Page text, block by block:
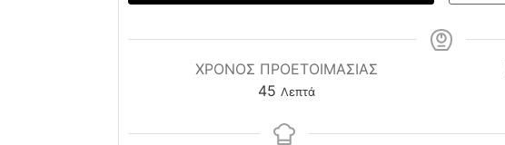
ΧΡΌΝΟΣ ΠΡΟΕΤΟΙΜΑΣΊΑΣ
45 minutes
Λεπτά